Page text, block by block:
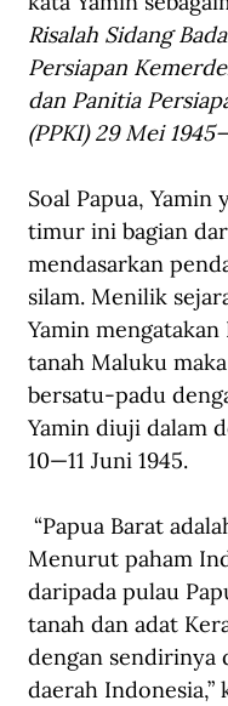
Risalah Sidang
Persiapan
dan Panitia
(PPKI) 29 Mei
Soal Papua,
timur ini bagian
mendasarkan
silam. Menilik
Yamin
tanah Maluku
bersatu-padu
Yamin diuji dalam
10—11 Juni 1945.
“Papua Barat
Menurut paham
daripada pulau
tanah dan adat
dengan sendirinya
daerah Indonesia,”